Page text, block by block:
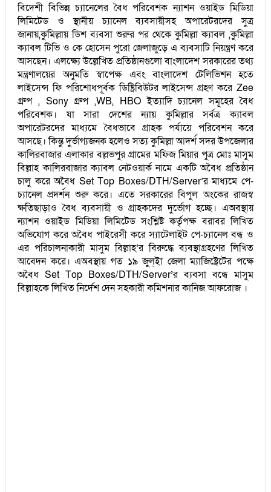
বিদেশী বিভিন্ন চ্যানেলের বৈধ পরিবেশক ন্যাশন ওয়াইড মিডিয়া
লিমিটেড ও স্থানীয় চ্যানেল ব্যবসায়ীসহ অপারেটরদের সুত্র
জানায়,কুমিল্লায় ডিশ ব্যবসা শুরুর পর থেকে কুমিল্লা ক্যাবল ,কুমিল্লা
ক্যাবল টিভি ও কে হোসেন পুরো জেলাজুড়ে এ ব্যবসাটি নিয়ন্ত্রণ করে
আসছেন। এলক্ষ্যে উল্লেখিত প্রতিষ্ঠানগুলো বাংলাদেশ সরকারের তথ্য
মন্ত্রণালয়ের অনুমতি স্বাপেক্ষ এবং বাংলাদেশ টেলিভিশন হতে
লাইসেন্স ফি পরিশোধপূর্বক ডিষ্ট্রিবিউটর লাইসেন্স গ্রহণ করে Zee
গ্রুপ , Sony গ্রুপ ,WB, HBO ইত্যাদি চ্যানেল সমূহের বৈধ
পরিবেশক। যা সারা দেশের ন্যায় কুমিল্লার সর্বত্র ক্যাবল
অপারেটরদের মাধ্যমে বৈধভাবে গ্রাহক পর্যায়ে পরিবেশন করে
আসছে। কিন্তু দুর্ভাগ্যজনক হলেও সত্য কুমিল্লা আদর্শ সদর উপজেলার
কালিরবাজার এলাকার বল্লভপুর গ্রামের মফিজ মিয়ার পুত্র মোঃ মাসুম
বিল্লাহ কালিরবাজার ক্যাবল নেটওয়ার্ক নামে একটি অবৈধ প্রতিষ্ঠান
চালু করে অবৈধ Set Top Boxes/DTH/Server’র মাধ্যমে পে-
চ্যানেল প্রদর্শন শুরু করে। এতে সরকারের বিপুল অংকের রাজস্ব
ক্ষতিছাড়াও বৈধ ব্যবসায়ী ও গ্রাহকদের দুর্ভোগ হচ্ছে। এঅবস্থায়
ন্যাশন ওয়াইড মিডিয়া লিমিটেড সংশ্লিষ্ট কর্তৃপক্ষ বরাবর লিখিত
অভিযোগ করে অবৈধ পাইরেসী করে স্যাটেলাইট পে-চ্যানেল বন্ধ ও
এর পরিচালনাকারী মাসুম বিল্লাহ’র বিরুদ্ধে ব্যবস্থাগ্রহণের লিখিত
আবেদন করে। এঅবস্থায় গত ১৯ জুল্ইা জেলা ম্যাজিষ্ট্রেটের পক্ষে
অবৈধ Set Top Boxes/DTH/Server’র ব্যবসা বন্ধে মাসুম
বিল্লাহকে লিখিত নির্দেশ দেন সহকারী কমিশনার কানিজ আফরোজ ।